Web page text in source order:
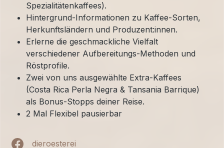
Spezialitätenkaffees).
Hintergrund-Informationen zu Kaffee-Sorten,
Herkunftsländern und Produzent:innen.
Erlerne die geschmackliche Vielfalt
verschiedener Aufbereitungs-Methoden und
Röstprofile.
Zwei von uns ausgewählte Extra-Kaffees
(Costa Rica Perla Negra & Tansania Barrique)
als Bonus-Stopps deiner Reise.
2 Mal Flexibel pausierbar
dieroesterei